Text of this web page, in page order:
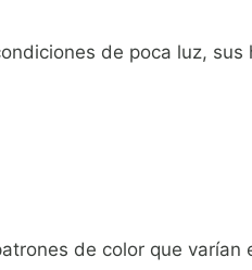
de poca luz,
de color que varían